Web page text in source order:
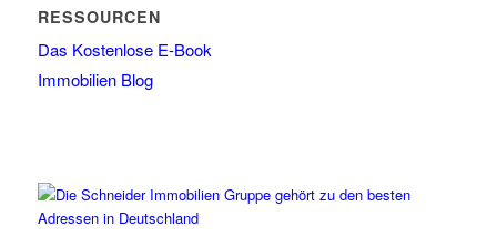
RESSOURCEN
Das Kostenlose E-Book
Immobilien Blog